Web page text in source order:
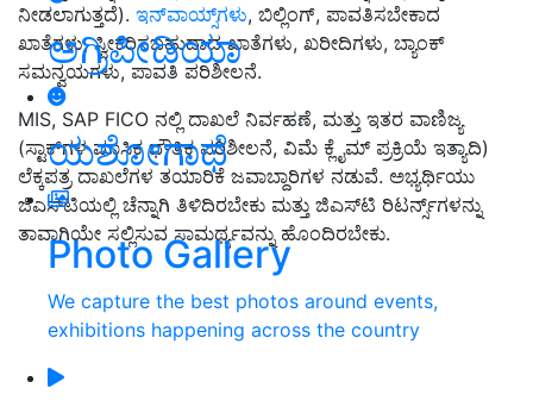
ಅಗ್ರಿಪೀಡಿಯಾ
ಯಶೋಗಾಥೆ
Photo Gallery
We capture the best photos around events,
exhibitions happening across the country
ನೀಡಲಾಗುತ್ತದೆ). ಇನ್‌ವಾಯ್ಸ್‌ಗಳು, ಬಿಲ್ಲಿಂಗ್, ಪಾವತಿಸಬೇಕಾದ
ಖಾತೆಗಳು, ಸ್ವೀಕರಿಸಬಹುದಾದ ಖಾತೆಗಳು, ಖರೀದಿಗಳು, ಬ್ಯಾಂಕ್
ಸಮನ್ವಯಗಳು, ಪಾವತಿ ಪರಿಶೀಲನೆ.
MIS, SAP FICO ನಲ್ಲಿ ದಾಖಲೆ ನಿರ್ವಹಣೆ, ಮತ್ತು ಇತರ ವಾಣಿಜ್ಯ
(ಸ್ಟಾಕ್‌ಗಳ ಮಾಸಿಕ ಭೌತಿಕ ಪರಿಶೀಲನೆ, ವಿಮೆ ಕ್ಲೈಮ್ ಪ್ರಕ್ರಿಯೆ ಇತ್ಯಾದಿ)
ಲೆಕ್ಕಪತ್ರ ದಾಖಲೆಗಳ ತಯಾರಿಕೆ ಜವಾಬ್ದಾರಿಗಳ ನಡುವೆ. ಅಭ್ಯರ್ಥಿಯು
ಜಿಎಸ್‌ಟಿಯಲ್ಲಿ ಚೆನ್ನಾಗಿ ತಿಳಿದಿರಬೇಕು ಮತ್ತು ಜಿಎಸ್‌ಟಿ ರಿಟರ್ನ್ಸ್‌ಗಳನ್ನು
ತಾವಾಗಿಯೇ ಸಲ್ಲಿಸುವ ಸಾಮರ್ಥ್ಯವನ್ನು ಹೊಂದಿರಬೇಕು.